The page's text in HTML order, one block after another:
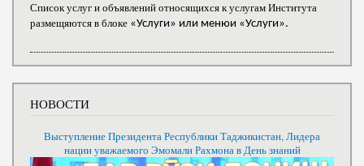
Список услуг и объявлений относящихся к услугам Института
размещяются в блоке «Услуги» или менюи «Услуги».
НОВОСТИ
Выступление Президента Республики Таджикистан, Лидера
нации уважаемого Эмомали Рахмона в День знаний